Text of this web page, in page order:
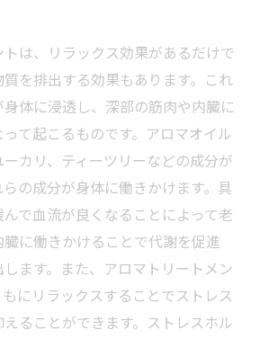
は、リラックス効果があるだけで
を排出する効果もあります。これ
体に浸透し、深部の筋肉や内臓に
て起こるものです。アロマオイル
カリ、ティーツリーなどの成分が
の成分が身体に働きかけます。具
で血流が良くなることによって老
に働きかけることで代謝を促進
ます。また、アロマトリートメン
にリラックスすることでストレス
ることができます。ストレスホル